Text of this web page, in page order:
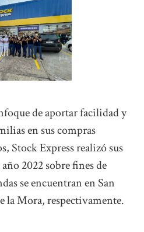
de aportar facilidad y
en sus compras
Stock Express realizó sus
2022 sobre fines de
se encuentran en San
la Mora, respectivamente.